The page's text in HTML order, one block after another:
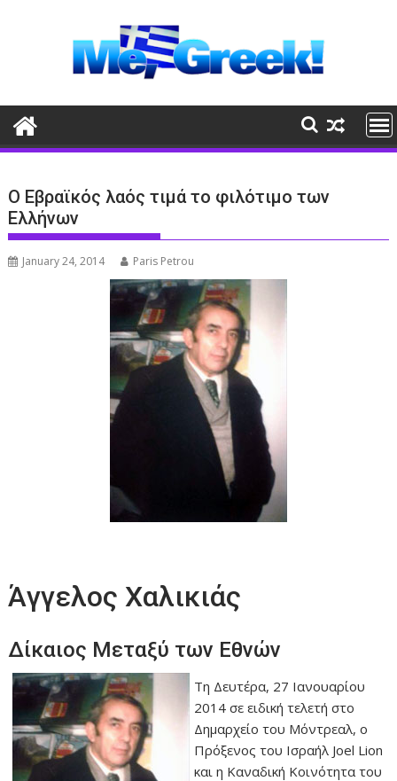
Ο Εβραϊκός λαός τιμά το φιλότιμο των
Ελλήνων
January 24, 2014 Paris Petrou
Άγγελος Χαλικιάς
Δίκαιος Μεταξύ των Εθνών
Τη Δευτέρα, 27 Ιανουαρίου
2014 σε ειδική τελετή στο
Δημαρχείο του Μόντρεαλ, ο
Πρόξενος του Ισραήλ Joel Lion
και η Καναδική Κοινότητα του